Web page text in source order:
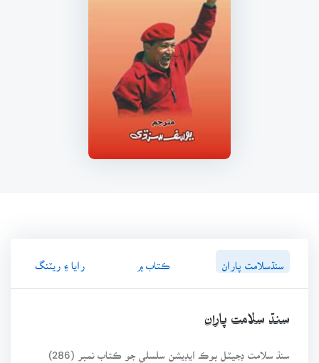
سنڌسلامت پاران ڪتاب ۾ رايا ۽ ريٽنگ
سنڌ سلامت پاران
سنڌ سلامت ڊجيٽل بوڪ ايڊيشن سلسلي جو ڪتاب نمبر (286)